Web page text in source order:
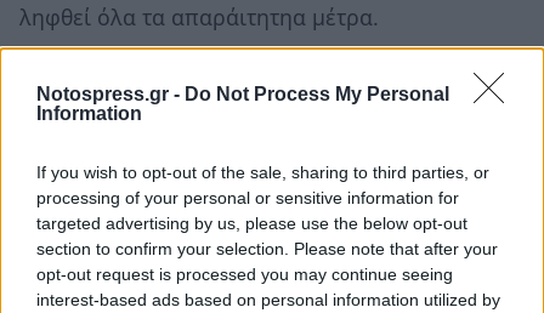
Notospress.gr - Do Not Process My Personal
Information
If you wish to opt-out of the sale, sharing to third parties, or
processing of your personal or sensitive information for
targeted advertising by us, please use the below opt-out
section to confirm your selection. Please note that after your
opt-out request is processed you may continue seeing
interest-based ads based on personal information utilized by
ληφθεί όλα τα απαράιτητηα μέτρα.